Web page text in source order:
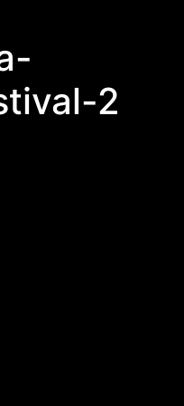
2